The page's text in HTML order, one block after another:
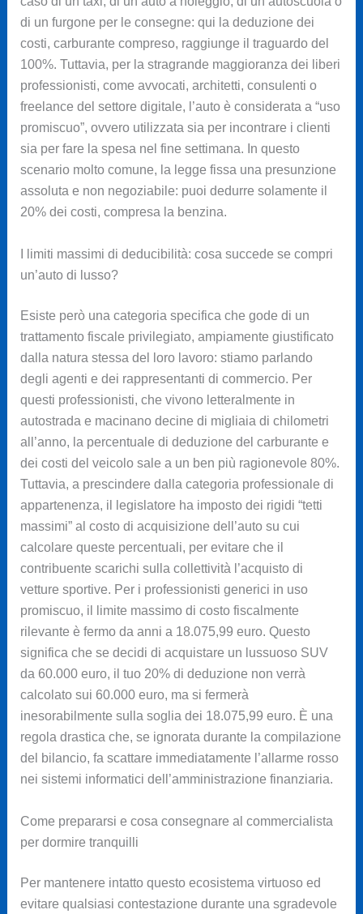
di un furgone per le consegne: qui la deduzione dei
costi, carburante compreso, raggiunge il traguardo del
100%. Tuttavia, per la stragrande maggioranza dei liberi
professionisti, come avvocati, architetti, consulenti o
freelance del settore digitale, l’auto è considerata a “uso
promiscuo”, ovvero utilizzata sia per incontrare i clienti
sia per fare la spesa nel fine settimana. In questo
scenario molto comune, la legge fissa una presunzione
assoluta e non negoziabile: puoi dedurre solamente il
20% dei costi, compresa la benzina.
I limiti massimi di deducibilità: cosa succede se compri
un’auto di lusso?
Esiste però una categoria specifica che gode di un
trattamento fiscale privilegiato, ampiamente giustificato
dalla natura stessa del loro lavoro: stiamo parlando
degli agenti e dei rappresentanti di commercio. Per
questi professionisti, che vivono letteralmente in
autostrada e macinano decine di migliaia di chilometri
all’anno, la percentuale di deduzione del carburante e
dei costi del veicolo sale a un ben più ragionevole 80%.
Tuttavia, a prescindere dalla categoria professionale di
appartenenza, il legislatore ha imposto dei rigidi “tetti
massimi” al costo di acquisizione dell’auto su cui
calcolare queste percentuali, per evitare che il
contribuente scarichi sulla collettività l’acquisto di
vetture sportive. Per i professionisti generici in uso
promiscuo, il limite massimo di costo fiscalmente
rilevante è fermo da anni a 18.075,99 euro. Questo
significa che se decidi di acquistare un lussuoso SUV
da 60.000 euro, il tuo 20% di deduzione non verrà
calcolato sui 60.000 euro, ma si fermerà
inesorabilmente sulla soglia dei 18.075,99 euro. È una
regola drastica che, se ignorata durante la compilazione
del bilancio, fa scattare immediatamente l’allarme rosso
nei sistemi informatici dell’amministrazione finanziaria.
Come prepararsi e cosa consegnare al commercialista
per dormire tranquilli
Per mantenere intatto questo ecosistema virtuoso ed
evitare qualsiasi contestazione durante una sgradevole